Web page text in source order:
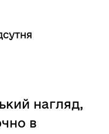
нагляд,
в